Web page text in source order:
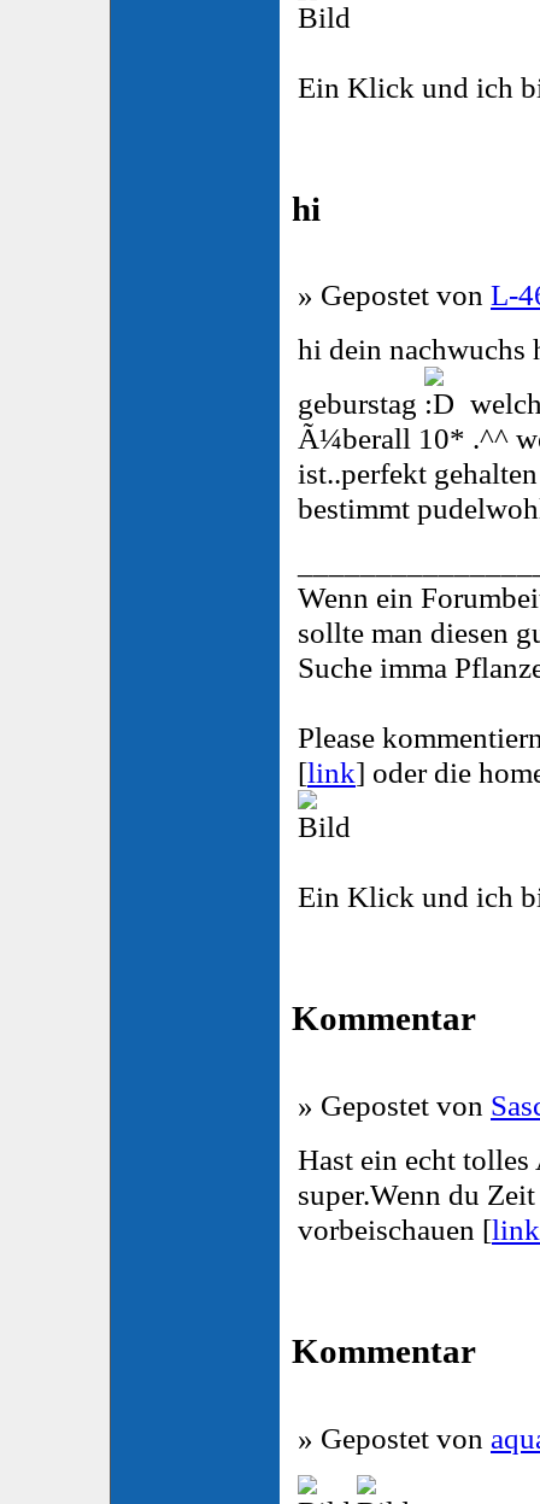
Ein Klick und ich
hi
» Gepostet von L-
hi dein nachwuchs
geburstag
Ã¼berall 10* .^^
ist..perfekt
bestimmt
Wenn ein
sollte man diesen
Suche imma
Please
[link] oder die
Ein Klick und ich
Kommentar
» Gepostet von
Hast ein echt
super.Wenn du
vorbeischauen [link
Kommentar
» Gepostet von